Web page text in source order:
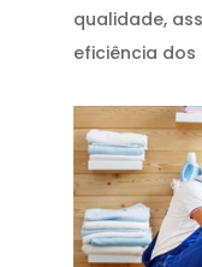
qualidade,
eficiência dos